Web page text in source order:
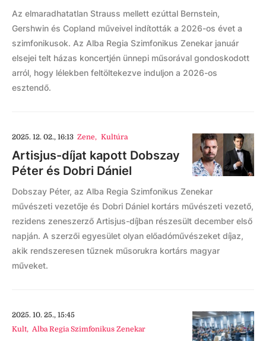
Az elmaradhatatlan Strauss mellett ezúttal Bernstein,
Gershwin és Copland műveivel indították a 2026-os évet a
szimfonikusok. Az Alba Regia Szimfonikus Zenekar január
elsejei telt házas koncertjén ünnepi műsorával gondoskodott
arról, hogy lélekben feltöltekezve induljon a 2026-os
esztendő.
2025. 12. 02., 16:13 Zene, Kultúra
Artisjus-díjat kapott Dobszay
Péter és Dobri Dániel
Dobszay Péter, az Alba Regia Szimfonikus Zenekar
művészeti vezetője és Dobri Dániel kortárs művészeti vezető,
rezidens zeneszerző Artisjus-díjban részesült december első
napján. A szerzői egyesület olyan előadóművészeket díjaz,
akik rendszeresen tűznek műsorukra kortárs magyar
műveket.
2025. 10. 25., 15:45
Kult, Alba Regia Szimfonikus Zenekar